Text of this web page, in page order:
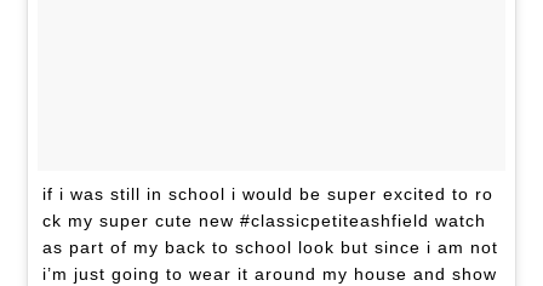
if i was still in school i would be super excited to ro
ck my super cute new #classicpetiteashfield watch
as part of my back to school look but since i am not
i’m just going to wear it around my house and show